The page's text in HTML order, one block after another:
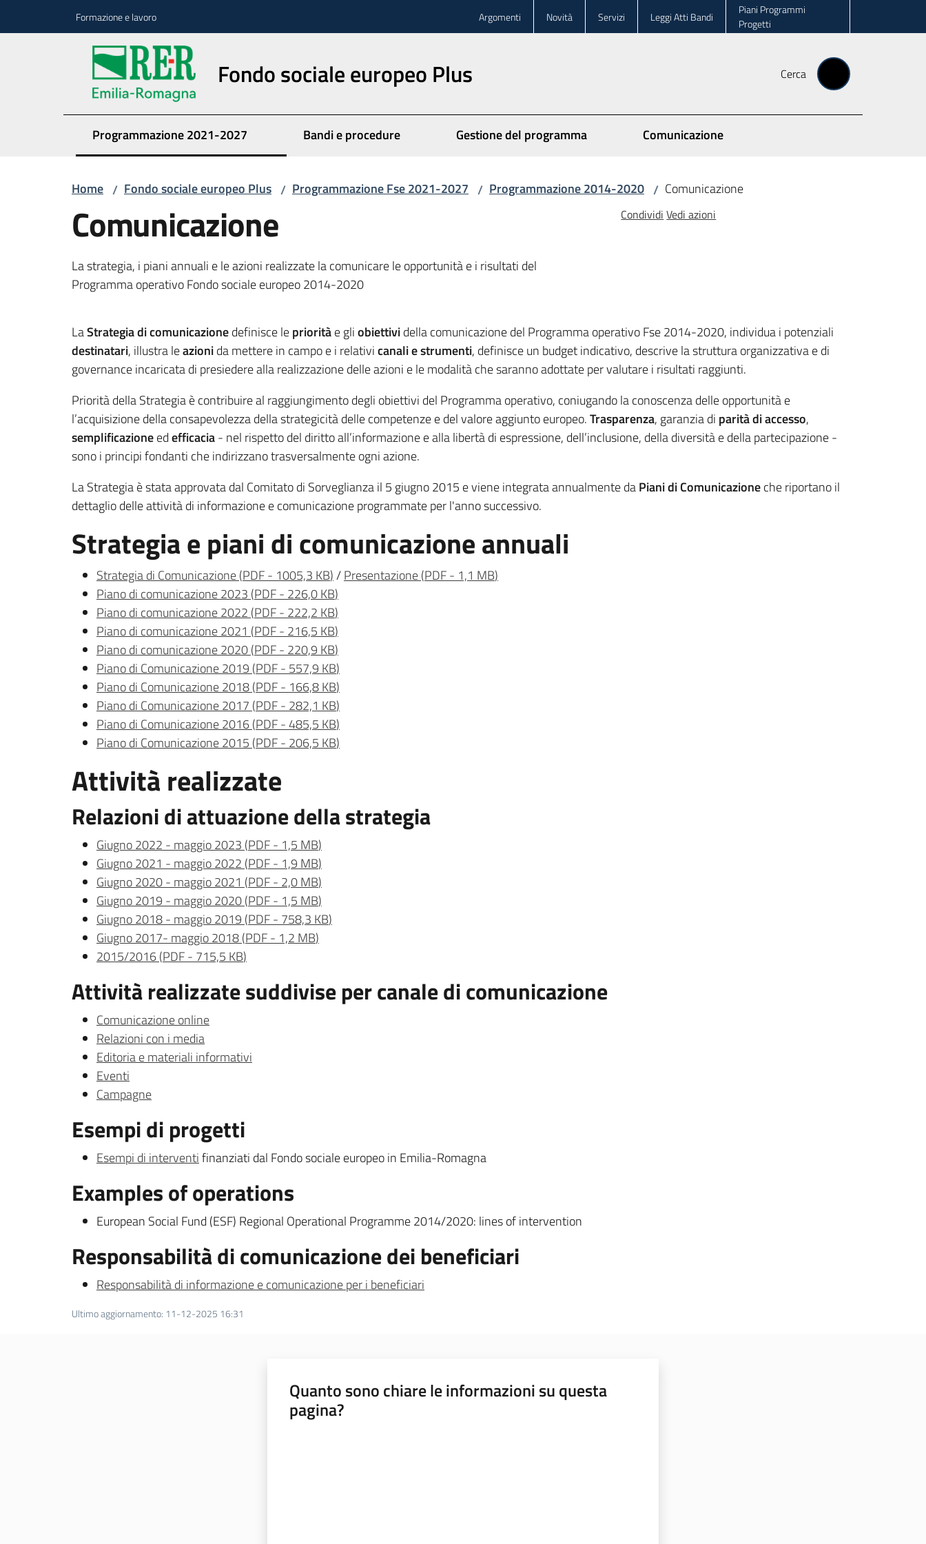
Formazione e lavoro Argomenti Novità Servizi Leggi Atti Bandi
Piani Programmi
Progetti
Fondo sociale europeo Plus Cerca
Programmazione 2021-2027 Bandi e procedure Gestione del programma Comunicazione
Home / Fondo sociale europeo Plus / Programmazione Fse 2021-2027 / Programmazione 2014-2020 / Comunicazione
Comunicazione
La strategia, i piani annuali e le azioni realizzate la comunicare le opportunità e i risultati del
Programma operativo Fondo sociale europeo 2014-2020
Condividi Vedi azioni
LaStrategia di comunicazionedefinisce leprioritàe gliobiettividella comunicazione del Programma operativo Fse 2014-2020, individua i potenziali
destinatari, illustra leazionida mettere in campo e i relativicanali e strumenti, definisce un budget indicativo, descrive la struttura organizzativa e di
governance incaricata di presiedere alla realizzazione delle azioni e le modalità che saranno adottate per valutare i risultati raggiunti.
Priorità della Strategia è contribuire al raggiungimento degli obiettivi del Programma operativo, coniugando la conoscenza delle opportunità e
l’acquisizione della consapevolezza della strategicità delle competenze e del valore aggiunto europeo.Trasparenza, garanzia di parità di accesso,
semplificazioneedefficacia- nel rispetto del diritto all’informazione e alla libertà di espressione, dell’inclusione, della diversità e della partecipazione -
sono i principi fondanti che indirizzano trasversalmente ogni azione.
La Strategia è stata approvata dal Comitato di Sorveglianza il 5 giugno 2015 e viene integrata annualmente daPiani di Comunicazioneche riportano il
dettaglio delle attività di informazione e comunicazione programmate per l'anno successivo.
Strategia e piani di comunicazione annuali
Strategia di Comunicazione(PDF- 1005,3 KB)/Presentazione(PDF- 1,1 MB)
Piano di comunicazione 2023 (PDF- 226,0 KB)
Piano di comunicazione 2022 (PDF- 222,2 KB)
Piano di comunicazione 2021 (PDF- 216,5 KB)
Piano di comunicazione 2020(PDF- 220,9 KB)
Piano di Comunicazione 2019 (PDF- 557,9 KB)
Piano di Comunicazione 2018(PDF- 166,8 KB)
Piano di Comunicazione 2017 (PDF- 282,1 KB)
Piano di Comunicazione 2016(PDF-485,5 KB)
Piano di Comunicazione 2015 (PDF- 206,5 KB)
Attività realizzate
Relazioni di attuazione della strategia
Giugno 2022 - maggio 2023 (PDF- 1,5 MB)
Giugno 2021 - maggio 2022 (PDF- 1,9 MB)
Giugno 2020 - maggio 2021 (PDF- 2,0 MB)
Giugno 2019 - maggio 2020(PDF- 1,5 MB)
Giugno 2018 - maggio 2019 (PDF- 758,3 KB)
Giugno 2017- maggio 2018(PDF- 1,2 MB)
2015/2016(PDF- 715,5 KB)
Attività realizzate suddivise per canale di comunicazione
Comunicazione online
Relazioni con i media
Editoria e materiali informativi
Eventi
Campagne
Esempi di progetti
Esempi di interventifinanziati dal Fondo sociale europeo in Emilia-Romagna
Examples of operations
European Social Fund (ESF) Regional Operational Programme 2014/2020: lines of intervention
Responsabilità di comunicazione dei beneficiari
Responsabilità di informazione e comunicazione per i beneficiari
Ultimo aggiornamento: 11-12-2025 16:31
Quanto sono chiare le informazioni su questa
pagina?